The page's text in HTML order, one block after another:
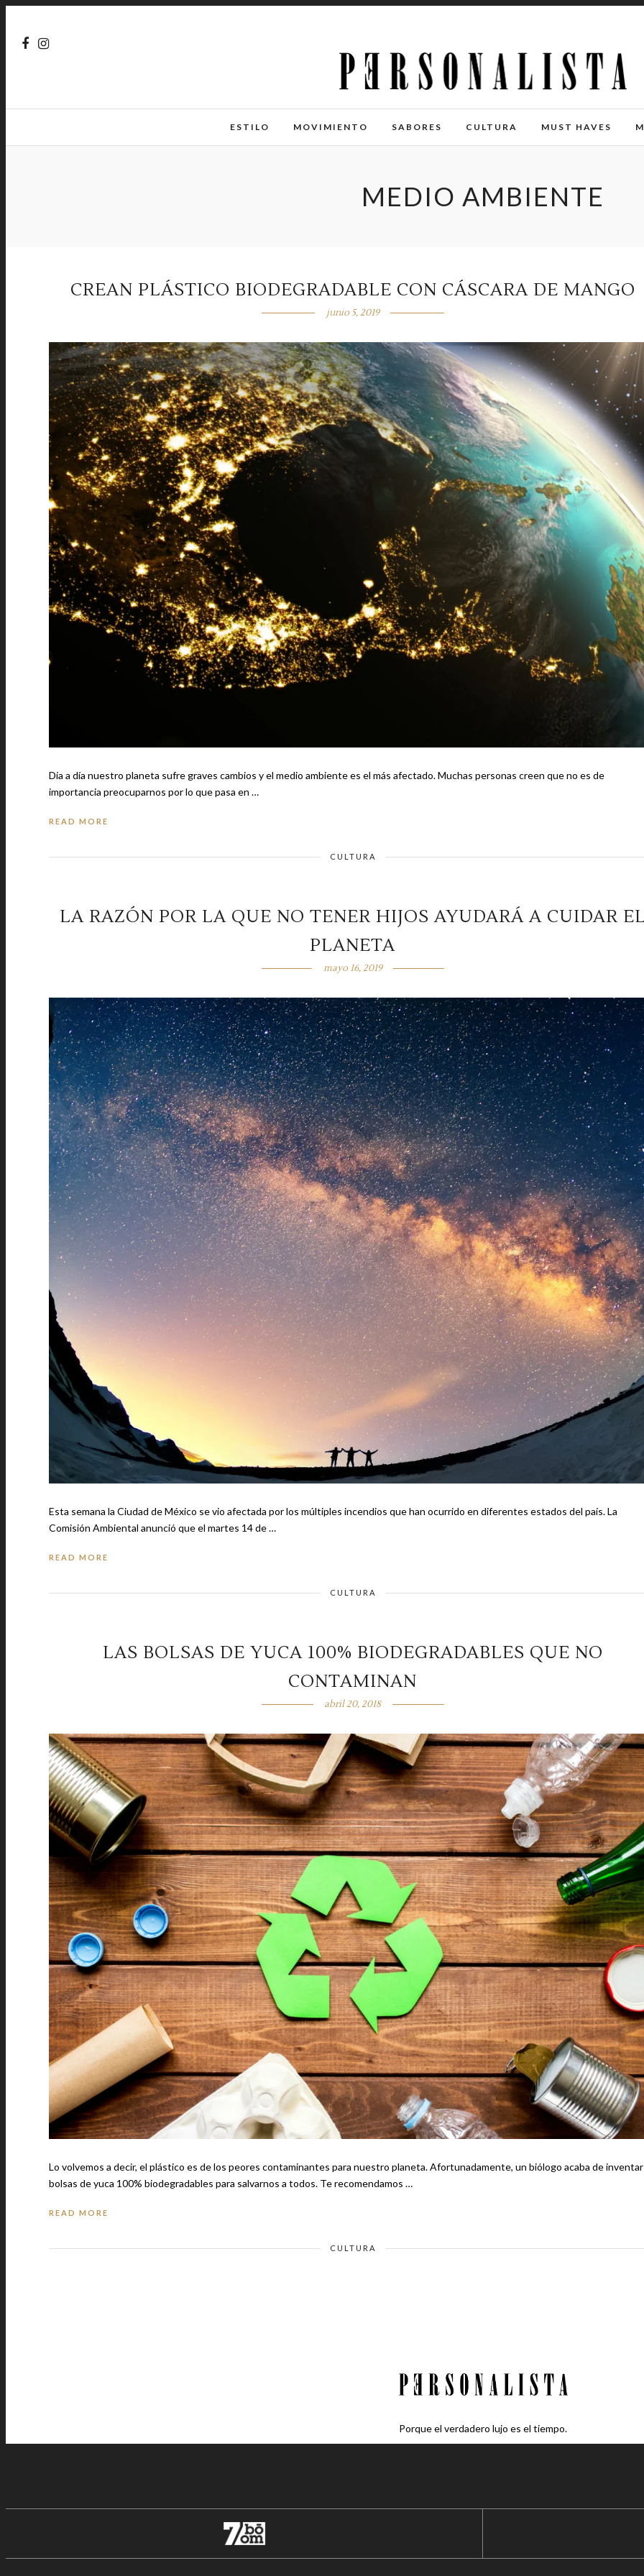
ESTILO MOVIMIENTO SABORES CULTURA MUST HAVES
MEDIO AMBIENTE
CREAN PLÁSTICO BIODEGRADABLE CON CÁSCARA DE MANGO
junio 5, 2019
Día a día nuestro planeta sufre graves cambios y el medio ambiente es el más afectado. Muchas personas creen que no es de
importancia preocuparnos por lo que pasa en …
READ MORE
CULTURA
LA RAZÓN POR LA QUE NO TENER HIJOS AYUDARÁ A CUIDAR
PLANETA
mayo 16, 2019
Esta semana la Ciudad de México se vio afectada por los múltiples incendios que han ocurrido en diferentes estados del país. La
Comisión Ambiental anunció que el martes 14 de …
READ MORE
CULTURA
LAS BOLSAS DE YUCA 100% BIODEGRADABLES QUE NO
CONTAMINAN
abril 20, 2018
Lo volvemos a decir, el plástico es de los peores contaminantes para nuestro planeta. Afortunadamente, un biólogo acaba de inventar
bolsas de yuca 100% biodegradables para salvarnos a todos. Te recomendamos …
READ MORE
CULTURA
Porque el verdadero lujo es el tiempo.